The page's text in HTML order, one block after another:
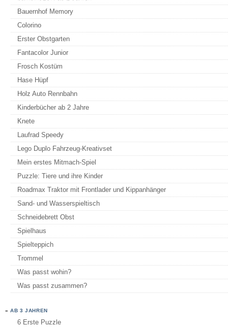
Bauernhof Memory
Colorino
Erster Obstgarten
Fantacolor Junior
Frosch Kostüm
Hase Hüpf
Holz Auto Rennbahn
Kinderbücher ab 2 Jahre
Knete
Laufrad Speedy
Lego Duplo Fahrzeug-Kreativset
Mein erstes Mitmach-Spiel
Puzzle: Tiere und ihre Kinder
Roadmax Traktor mit Frontlader und Kippanhänger
Sand- und Wasserspieltisch
Schneidebrett Obst
Spielhaus
Spielteppich
Trommel
Was passt wohin?
Was passt zusammen?
»AB 3 JAHREN
6 Erste Puzzle